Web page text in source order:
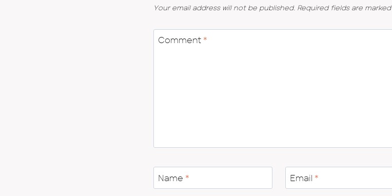
Your email address will not be published. Required fields are marked
Comment *
Name * Email *